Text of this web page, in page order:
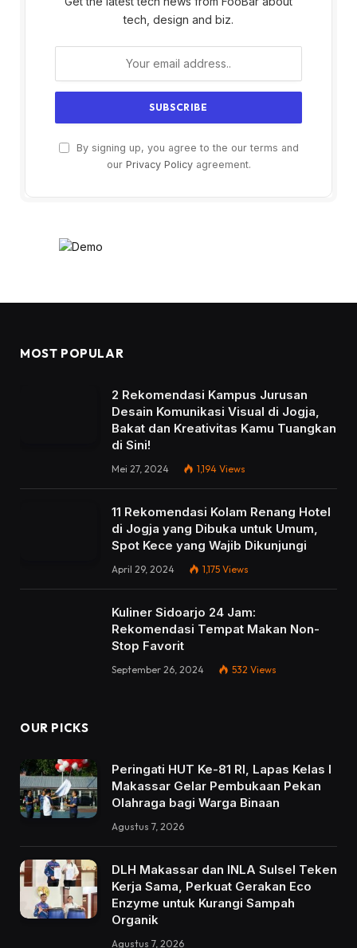
tech, design and biz.
By signing up, you agree to the our terms and
our Privacy Policyagreement.
MOST POPULAR
2 Rekomendasi Kampus Jurusan
Desain Komunikasi Visual di Jogja,
Bakat dan Kreativitas Kamu Tuangkan
di Sini!
Mei 27, 2024 1,194 Views
11 Rekomendasi Kolam Renang Hotel
di Jogja yang Dibuka untuk Umum,
Spot Kece yang Wajib Dikunjungi
April 29, 2024 1,175 Views
Kuliner Sidoarjo 24 Jam:
Rekomendasi Tempat Makan Non-
Stop Favorit
September 26, 2024 532 Views
OUR PICKS
Peringati HUT Ke-81 RI, Lapas Kelas I
Makassar Gelar Pembukaan Pekan
Olahraga bagi Warga Binaan
Agustus 7, 2026
DLH Makassar dan INLA Sulsel Teken
Kerja Sama, Perkuat Gerakan Eco
Enzyme untuk Kurangi Sampah
Organik
Agustus 7, 2026